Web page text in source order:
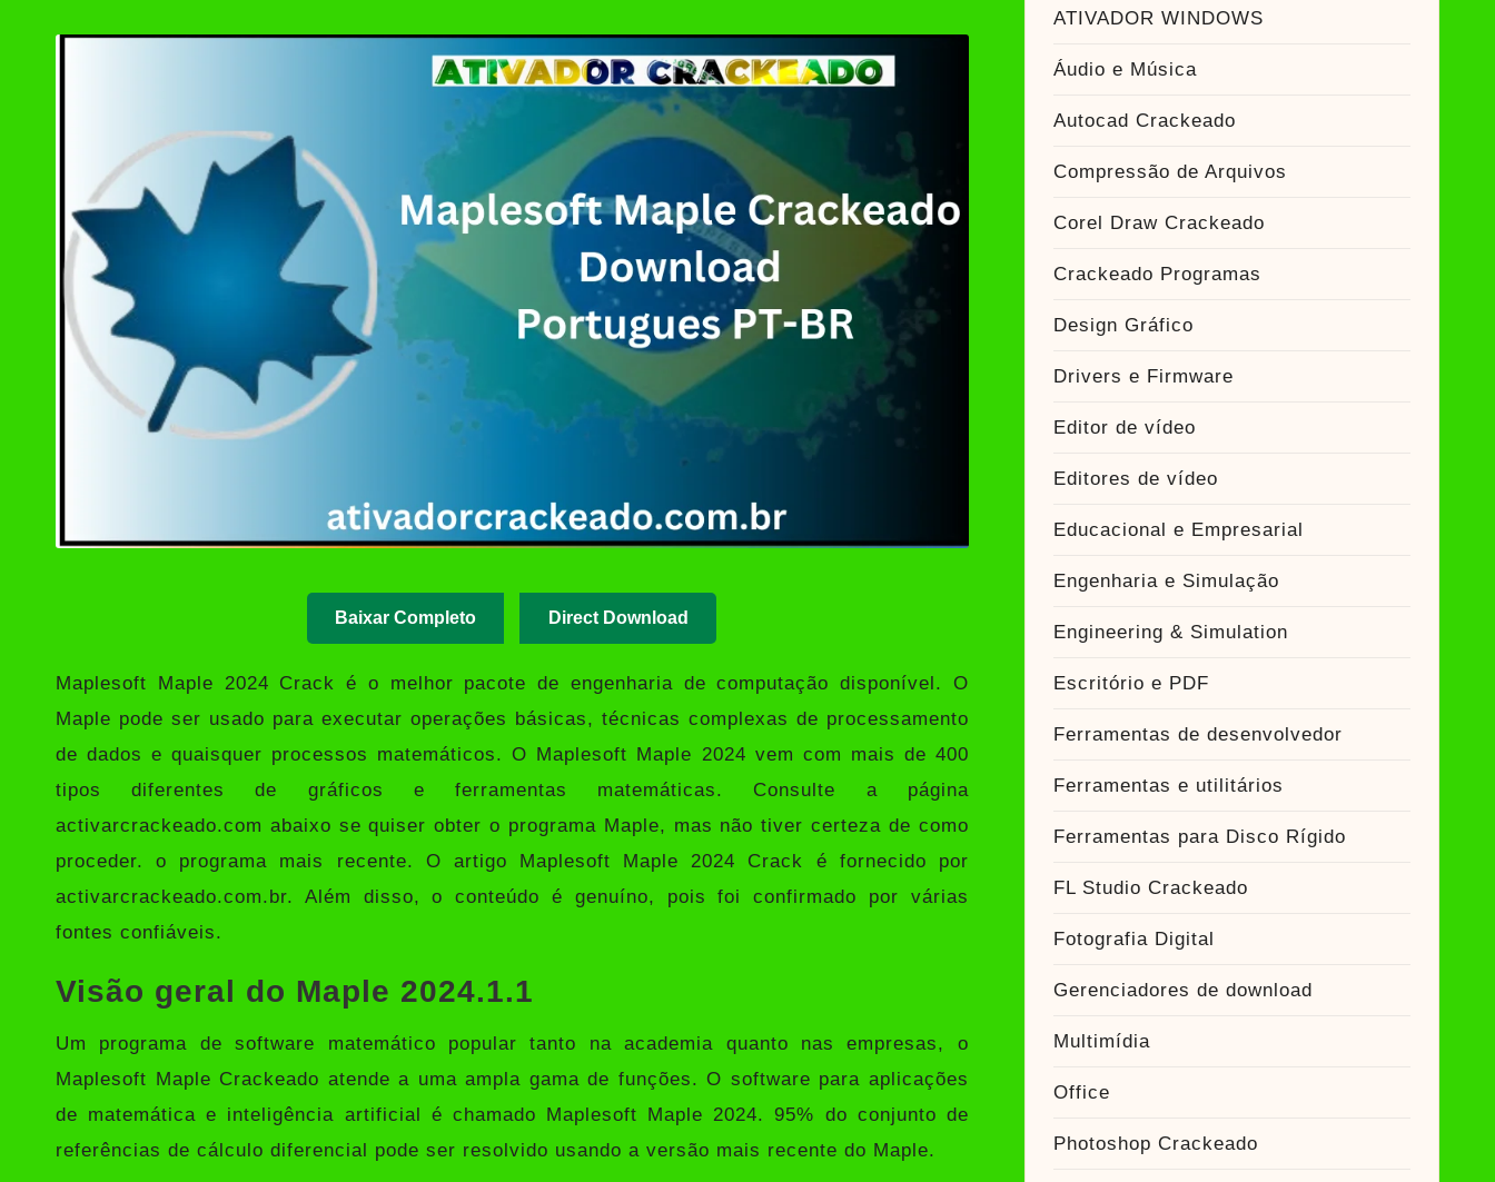
Ashampoo UnInstaller Download Crackeado + Chave de Licença | Ativador Crackeado
XD-AntiSpy 4.13.0 Crackeado Download Português PT-BR
Ativador Windows 7 Download Grátis: Windows Loader & Re-Loader | Ativador Crackeado
Baixar Completo Direct Download
Maplesoft Maple 2024 Crack é o melhor pacote de engenharia de computação disponível. O
Maple pode ser usado para executar operações básicas, técnicas complexas de processamento
de dados e quaisquer processos matemáticos. O Maplesoft Maple 2024 vem com mais de 400
tipos diferentes de gráficos e ferramentas matemáticas. Consulte a página
activarcrackeado.com abaixo se quiser obter o programa Maple, mas não tiver certeza de como
proceder. o programa mais recente. O artigo Maplesoft Maple 2024 Crack é fornecido por
activarcrackeado.com.br. Além disso, o conteúdo é genuíno, pois foi confirmado por várias
fontes confiáveis.
Visão geral do Maple 2024.1.1
Um programa de software matemático popular tanto na academia quanto nas empresas, o
Maplesoft Maple Crackeado atende a uma ampla gama de funções. O software para aplicações
de matemática e inteligência artificial é chamado Maplesoft Maple 2024. 95% do conjunto de
referências de cálculo diferencial pode ser resolvido usando a versão mais recente do Maple.
ATIVADOR WINDOWS
Áudio e Música
Autocad Crackeado
Compressão de Arquivos
Corel Draw Crackeado
Crackeado Programas
Design Gráfico
Drivers e Firmware
Editor de vídeo
Editores de vídeo
Educacional e Empresarial
Engenharia e Simulação
Engineering & Simulation
Escritório e PDF
Ferramentas de desenvolvedor
Ferramentas e utilitários
Ferramentas para Disco Rígido
FL Studio Crackeado
Fotografia Digital
Gerenciadores de download
Multimídia
Office
Photoshop Crackeado